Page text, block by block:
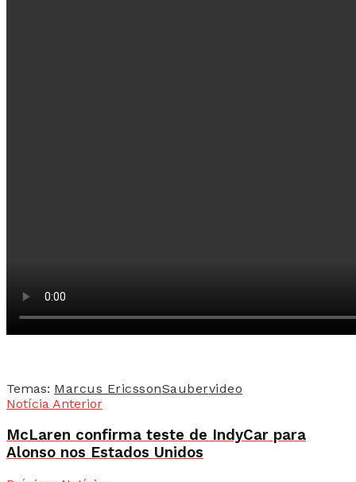
Temas: Marcus EricssonSaubervideo
Notícia Anterior
McLaren confirma teste de IndyCar para
Alonso nos Estados Unidos